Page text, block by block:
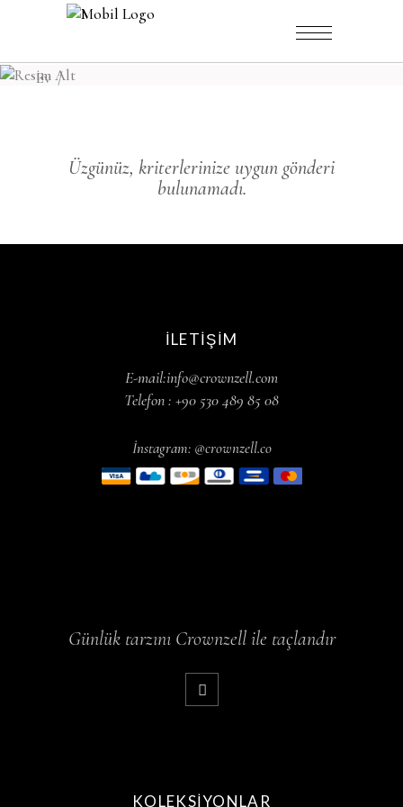
Ev/
Üzgünüz, kriterlerinize uygun gönderi
bulunamadı.
İLETIŞIM
E-mail:info@crownzell.com
Telefon : +90 530 489 85 08
İnstagram: @crownzell.co
Günlük tarzını Crownzell ile taçlandır
KOLEKSIYONLAR